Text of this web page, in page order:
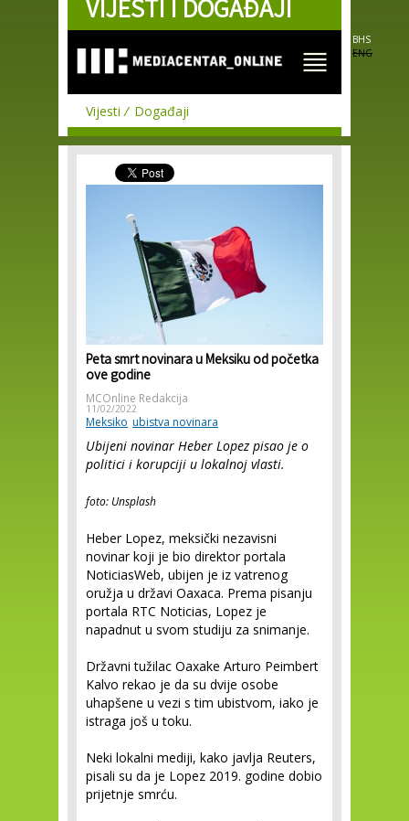
Skip to
main
VIJESTI I DOGAĐAJI
BHS
ENG
Vijesti Događaji
Peta smrt novinara u Meksiku od početka
ove godine
MCOnline Redakcija
11/02/2022
Meksiko ubistva novinara
Ubijeni novinar Heber Lopez pisao je o
politici i korupciji u lokalnoj vlasti.
foto: Unsplash
Heber Lopez, meksički nezavisni
novinar koji je bio direktor portala
NoticiasWeb, ubijen je iz vatrenog
oružja u državi Oaxaca. Prema pisanju
portala RTC Noticias, Lopez je
napadnut u svom studiju za snimanje.
Državni tužilac Oaxake Arturo Peimbert
Kalvo rekao je da su dvije osobe
uhapšene u vezi s tim ubistvom, iako je
istraga još u toku.
Neki lokalni mediji, kako javlja Reuters,
pisali su da je Lopez 2019. godine dobio
prijetnje smrću.